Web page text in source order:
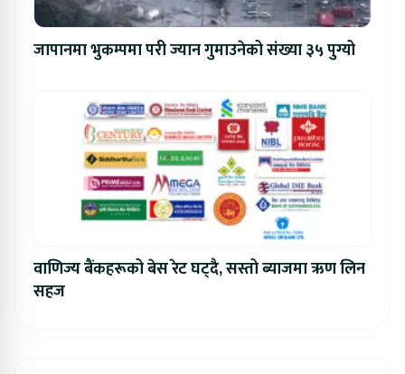
जापानमा भुकम्पमा परी ज्यान गुमाउनेको संख्या ३५ पुग्यो
वाणिज्य बैंकहरूको बेस रेट घट्दै, सस्तो ब्याजमा ऋण लिन
सहज